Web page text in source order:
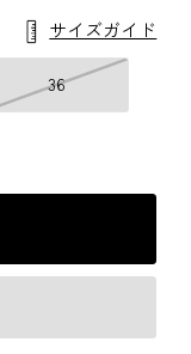
サイズガイド
36